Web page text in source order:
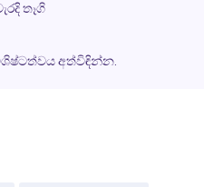
තෑගි
අත්විඳින්න.